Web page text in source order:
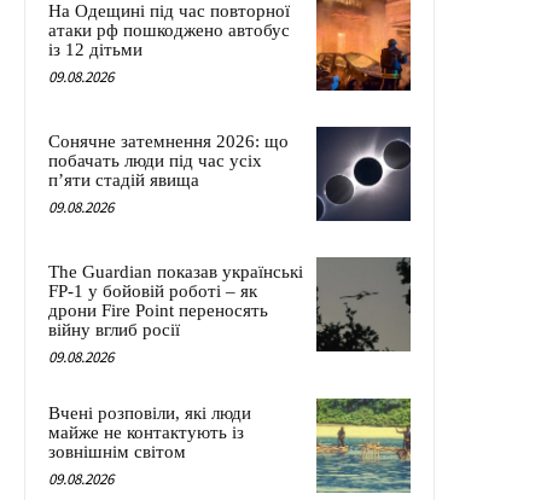
На Одещині під час повторної
атаки рф пошкоджено автобус
із 12 дітьми
09.08.2026
Сонячне затемнення 2026: що
побачать люди під час усіх
п’яти стадій явища
09.08.2026
The Guardian показав українські
FP-1 у бойовій роботі – як
дрони Fire Point переносять
війну вглиб росії
09.08.2026
Вчені розповіли, які люди
майже не контактують із
зовнішнім світом
09.08.2026